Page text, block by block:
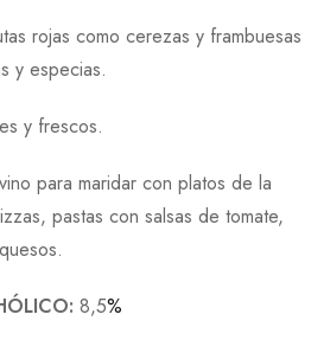
rojas como cerezas y frambuesas
y especias.
y frescos.
para maridar con platos de la
pastas con salsas de tomate,
8,5%